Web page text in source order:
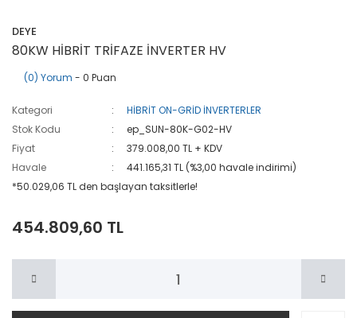
DEYE
80KW HİBRİT TRİFAZE İNVERTER HV
(0) Yorum - 0 Puan
Kategori
HİBRİT ON-GRİD İNVERTERLER
Stok Kodu
ep_SUN-80K-G02-HV
Fiyat
379.008,00 TL + KDV
Havale
441.165,31 TL (%3,00 havale indirimi)
*50.029,06 TL den başlayan taksitlerle!
454.809,60 TL